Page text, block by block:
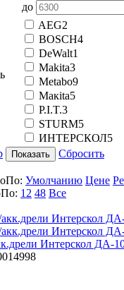
до
AEG2
BOSCH4
DeWalt1
Makita3
Metabo9
Mакita5
P.I.T.3
STURM5
ИНТЕРСКОЛ5
Показать
Сбросить
По: Умолчанию Цене
По: 12 48 Все
Интерскол ДА-